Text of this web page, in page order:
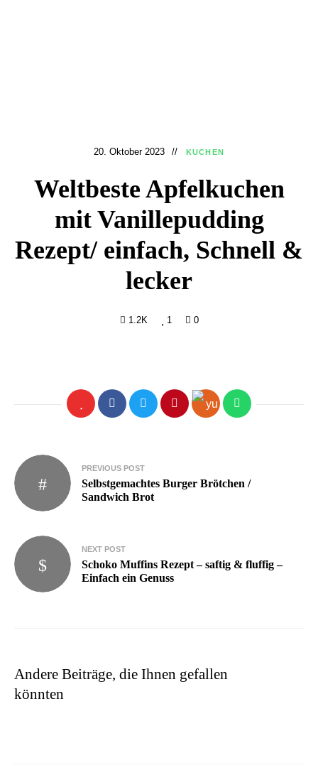
20. Oktober 2023 KUCHEN
Weltbeste Apfelkuchen
mit Vanillepudding
Rezept/ einfach, Schnell &
lecker
1.2K 1 0
Beitragsnavigation
PREVIOUS POST
Selbstgemachtes Burger Brötchen /
Sandwich Brot
NEXT POST
Schoko Muffins Rezept – saftig & fluffig –
Einfach ein Genuss
Andere Beiträge, die Ihnen gefallen
könnten